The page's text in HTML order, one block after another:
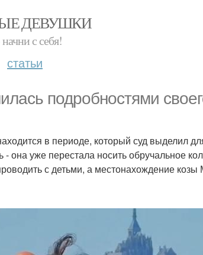
ДЕВУШКИ
с себя!
статьи
подробностями
в периоде, который суд выделил
она уже перестала носить обручальное
с детьми, а местонахождение козы